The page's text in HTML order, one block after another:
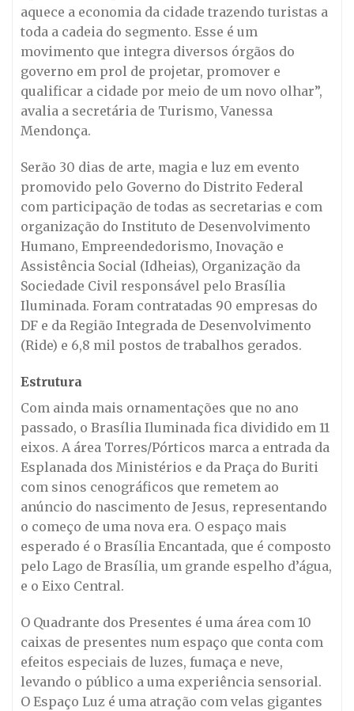
aquece a economia da cidade trazendo turistas a
toda a cadeia do segmento. Esse é um
movimento que integra diversos órgãos do
governo em prol de projetar, promover e
qualificar a cidade por meio de um novo olhar”,
avalia a secretária de Turismo, Vanessa
Mendonça.
Serão 30 dias de arte, magia e luz em evento
promovido pelo Governo do Distrito Federal
com participação de todas as secretarias e com
organização do Instituto de Desenvolvimento
Humano, Empreendedorismo, Inovação e
Assistência Social (Idheias), Organização da
Sociedade Civil responsável pelo Brasília
Iluminada. Foram contratadas 90 empresas do
DF e da Região Integrada de Desenvolvimento
(Ride) e 6,8 mil postos de trabalhos gerados.
Estrutura
Com ainda mais ornamentações que no ano
passado, o Brasília Iluminada fica dividido em 11
eixos. A área Torres/Pórticos marca a entrada da
Esplanada dos Ministérios e da Praça do Buriti
com sinos cenográficos que remetem ao
anúncio do nascimento de Jesus, representando
o começo de uma nova era. O espaço mais
esperado é o Brasília Encantada, que é composto
pelo Lago de Brasília, um grande espelho d’água,
e o Eixo Central.
O Quadrante dos Presentes é uma área com 10
caixas de presentes num espaço que conta com
efeitos especiais de luzes, fumaça e neve,
levando o público a uma experiência sensorial.
O Espaço Luz é uma atração com velas gigantes